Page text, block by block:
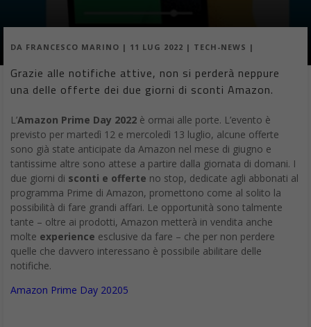
DA FRANCESCO MARINO | 11 LUG 2022 | TECH-NEWS |
Grazie alle notifiche attive, non si perderà neppure
una delle offerte dei due giorni di sconti Amazon.
L’Amazon Prime Day 2022 è ormai alle porte. L’evento è
previsto per martedì 12 e mercoledì 13 luglio, alcune offerte
sono già state anticipate da Amazon nel mese di giugno e
tantissime altre sono attese a partire dalla giornata di domani. I
due giorni di sconti e offerte no stop, dedicate agli abbonati al
programma Prime di Amazon, promettono come al solito la
possibilità di fare grandi affari. Le opportunità sono talmente
tante – oltre ai prodotti, Amazon metterà in vendita anche
molte experience esclusive da fare – che per non perdere
quelle che davvero interessano è possibile abilitare delle
notifiche.
Amazon Prime Day 20205